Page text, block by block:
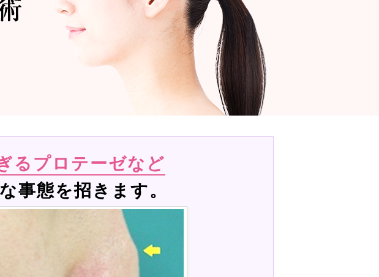
るプロテーゼなど
事態を招きます。